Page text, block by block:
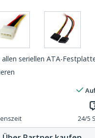
seriellen ATA-
24/5